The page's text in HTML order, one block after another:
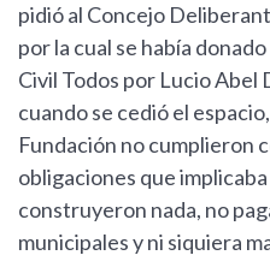
pidió al Concejo
por la cual se había
Civil Todos por Lucio Abel
cuando se cedió el
Fundación no cumplieron
obligaciones que
construyeron nada, no
municipales y ni siquiera